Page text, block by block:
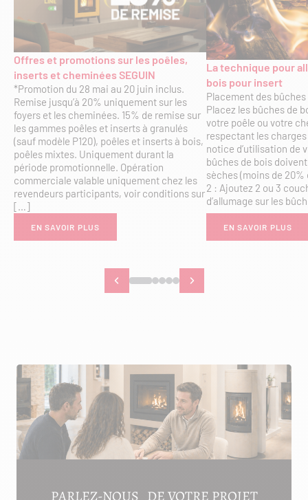
Offres et promotions sur les poêles,
inserts et cheminées SEGUIN
*Promotion du 28 mai au 20 juin inclus.
Remise jusqu’à 20% uniquement sur les
foyers et les cheminées. 15% de remise sur
les gammes poêles et inserts à granulés
(sauf modèle P120), poêles et inserts à bois,
poêles mixtes. Uniquement durant la
période promotionnelle. Opération
commerciale valable uniquement chez les
revendeurs participants, voir conditions sur
[…]
EN SAVOIR PLUS
La technique pour
bois pour insert
Placement des bûches
Placez les bûches de
votre poêle ou votre
respectant les
notice d’utilisation de
bûches de bois
sèches (moins de 20%
2 : Ajoutez 2 ou 3
d’allumage sur les
EN SAVOIR PLUS
PARLEZ-NOUS DE VOTRE PROJET